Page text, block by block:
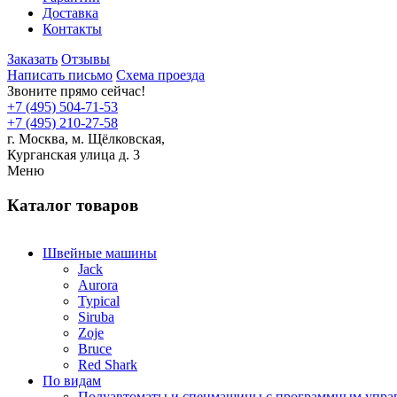
Доставка
Контакты
Заказать Отзывы
Написать письмо Схема проезда
Звоните прямо сейчас!
+7 (495) 504-71-53
+7 (495) 210-27-58
г. Москва, м. Щёлковская,
Курганская улица д. 3
Меню
Каталог товаров
Швейные машины
Jack
Aurora
Typical
Siruba
Zoje
Bruce
Red Shark
По видам